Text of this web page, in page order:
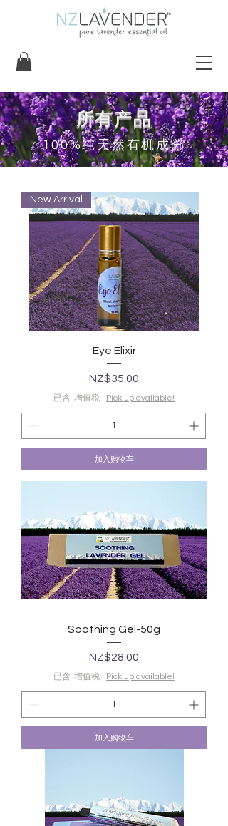
​所有产品
100%纯天然有机成分
New Arrival
Eye Elixir
價格
NZ$35.00
已含 增值税 Pick up available!
加入购物车
Soothing Gel-50g
價格
NZ$28.00
已含 增值税 Pick up available!
加入购物车